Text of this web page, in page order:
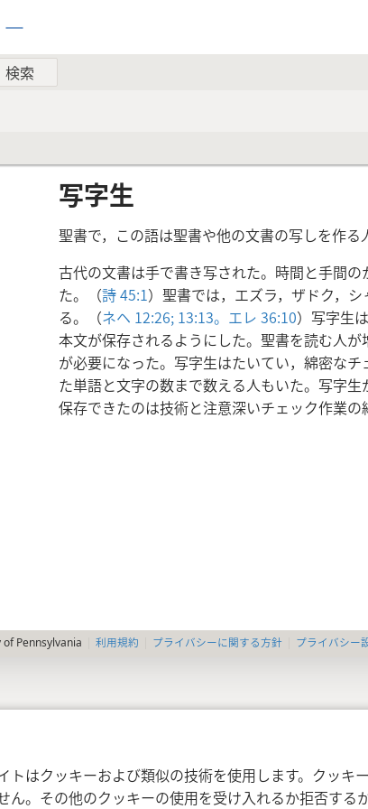
はクッキーおよび類似の技術を使用します。クッキ
。その他のクッキーの使用を受け入れるか拒否する
写字生
聖書で，この語は聖書や他の文書の写しを作る
古代の文書は手で書き写された。時間と手間
た。（詩 45:1）聖書では，エズラ，ザドク，
る。（ネヘ 12:26; 13:13。 エレ 36:10）写字生
本文が保存されるようにした。聖書を読む人
が必要になった。写字生はたいてい，綿密な
た単語と文字の数まで数える人もいた。写字
保存できたのは技術と注意深いチェック作業の
Pennsylvania 利用規約 プライバシーに関する方針 プライバシー